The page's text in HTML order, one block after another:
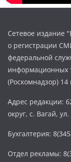
Сетевое издание
о регистрации
федеральной
информационных
(Роскомнадзор)
Адрес редакции:
округ, с. Вагай,
Бухгалтерия:
Отдел рекламы: